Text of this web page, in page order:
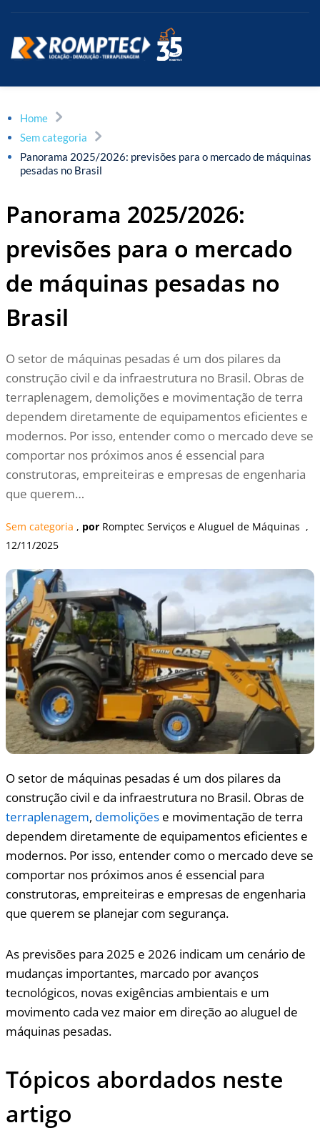
Home
Sem categoria
Panorama 2025/2026: previsões para o mercado de máquinas
pesadas no Brasil
Panorama 2025/2026:
previsões para o mercado
de máquinas pesadas no
Brasil
O setor de máquinas pesadas é um dos pilares da
construção civil e da infraestrutura no Brasil. Obras de
terraplenagem, demolições e movimentação de terra
dependem diretamente de equipamentos eficientes e
modernos. Por isso, entender como o mercado deve se
comportar nos próximos anos é essencial para
construtoras, empreiteiras e empresas de engenharia
que querem…
Sem categoria , por Romptec Serviços e Aluguel de Máquinas
12/11/2025
O setor de máquinas pesadas é um dos pilares da
construção civil e da infraestrutura no Brasil. Obras de
terraplenagem, demolições e movimentação de terra
dependem diretamente de equipamentos eficientes e
modernos. Por isso, entender como o mercado deve se
comportar nos próximos anos é essencial para
construtoras, empreiteiras e empresas de engenharia
que querem se planejar com segurança.
As previsões para 2025 e 2026 indicam um cenário de
mudanças importantes, marcado por avanços
tecnológicos, novas exigências ambientais e um
movimento cada vez maior em direção ao aluguel de
máquinas pesadas.
Tópicos abordados neste
artigo